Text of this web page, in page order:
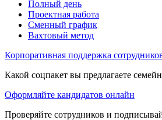
Полный день
Проектная работа
Сменный график
Вахтовый метод
Корпоративная поддержка
Какой соцпакет вы предлагаете
Оформляйте кандидатов онлайн
Проверяйте сотрудников и